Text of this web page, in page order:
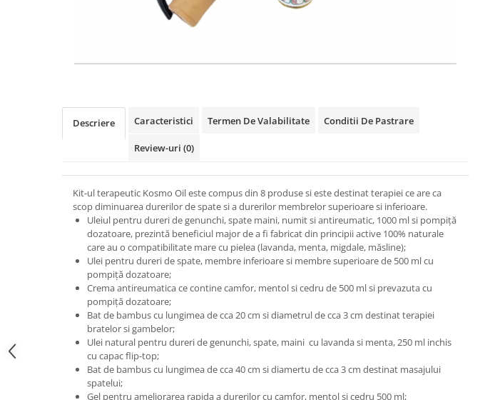
Descriere Caracteristici Termen De Valabilitate Conditii De Pastrare
Review-uri (0)
Kit-ul terapeutic Kosmo Oil este compus din 8 produse si este destinat terapiei ce are ca
scop diminuarea durerilor de spate si a durerilor membrelor superioare si inferioare.
Uleiul pentru dureri de genunchi, spate maini, numit si antireumatic, 1000 ml si pompiță
dozatoare, prezintă beneficiul major de a fi fabricat din principii active 100% naturale
care au o compatibilitate mare cu pielea (lavanda, menta, migdale, măsline);
Ulei pentru dureri de spate, membre inferioare si membre superioare de 500 ml cu
pompiță dozatoare;
Crema antireumatica ce contine camfor, mentol si cedru de 500 ml si prevazuta cu
pompiță dozatoare;
Bat de bambus cu lungimea de cca 20 cm si diametrul de cca 3 cm destinat terapiei
bratelor si gambelor;
Ulei natural pentru dureri de genunchi, spate, maini cu lavanda si menta, 250 ml inchis
cu capac flip-top;
Bat de bambus cu lungimea de cca 40 cm si diamertu de cca 3 cm destinat masajului
spatelui;
Gel pentru ameliorarea rapida a durerilor cu camfor, mentol si cedru 500 ml;